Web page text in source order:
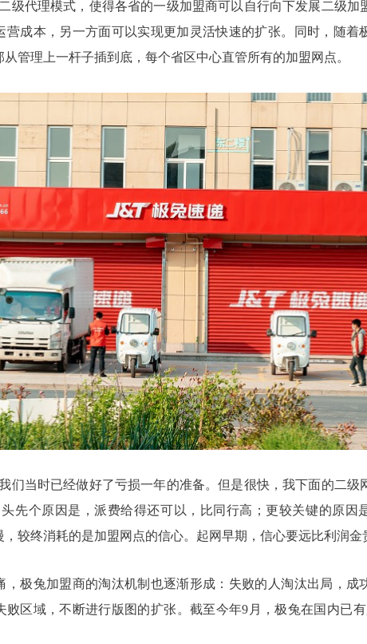
级代理模式，使得各省的一级加盟商可以自行向下发展二级加
营成本，另一方面可以实现更加灵活快速的扩张。同时，随着
从管理上一杆子插到底，每个省区中心直管所有的加盟网点。
们当时已经做好了亏损一年的准备。但是很快，我下面的二级
先个原因是，派费给得还可以，比同行高；更较关键的原因
，较终消耗的是加盟网点的信心。起网早期，信心要远比利润金
，极兔加盟商的淘汰机制也逐渐形成：失败的人淘汰出局，成
败区域，不断进行版图的扩张。截至今年9月，极兔在国内已有